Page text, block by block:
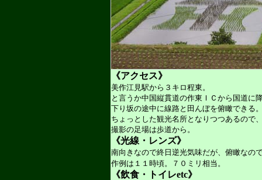
《アクセス》
美作江見駅から３キロ程東。
と言うか中国縦貫道の作東ＩＣから国道に
下り坂の途中に線路と田んぼを俯瞰できる
ちょっとした観光名所となりつつあるので
撮影の足場は歩道から。
《光線・レンズ》
南向きなので終日逆光気味だが、俯瞰なの
作例は１１時頃。７０ミリ相当。
《飲食・トイレetc》